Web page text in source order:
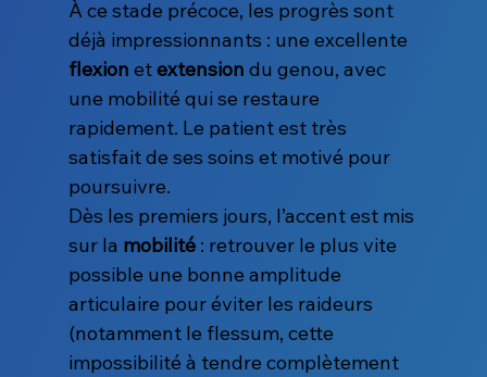
À ce stade précoce, les progrès sont
déjà impressionnants : une excellente
flexion et extension du genou, avec
une mobilité qui se restaure
rapidement. Le patient est très
satisfait de ses soins et motivé pour
poursuivre.
Dès les premiers jours, l’accent est mis
sur la mobilité : retrouver le plus vite
possible une bonne amplitude
articulaire pour éviter les raideurs
(notamment le flessum, cette
impossibilité à tendre complètement